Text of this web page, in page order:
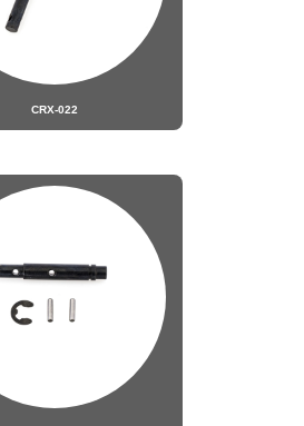
CRX-022